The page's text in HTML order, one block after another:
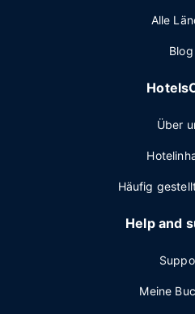
Alle
Blog
Über
Häufig
Help and
Meine